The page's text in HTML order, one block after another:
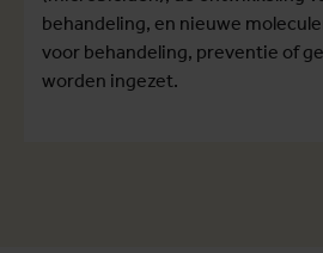
behandeling, en nieuwe
voor behandeling, preventie of
worden ingezet.